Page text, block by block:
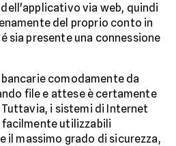
via web, quindi
del proprio conto in
sia presente una connessione
comodamente da
file e attese è certamente
i sistemi di Internet
facilmente utilizzabili
il massimo grado di sicurezza,